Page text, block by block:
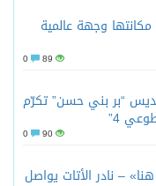
وجهة عالمية
89
“بر بني حسن” تكرّم
4”
90
– نادر الأتات يواصل